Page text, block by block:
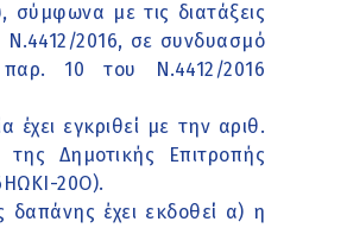
με τις διατάξεις
Ν.4412/2016, σε συνδυασμό
10 του Ν.4412/2016
έχει εγκριθεί με την αριθ.
Δημοτικής Επιτροπής
20Ο).
δαπάνης έχει εκδοθεί α) η